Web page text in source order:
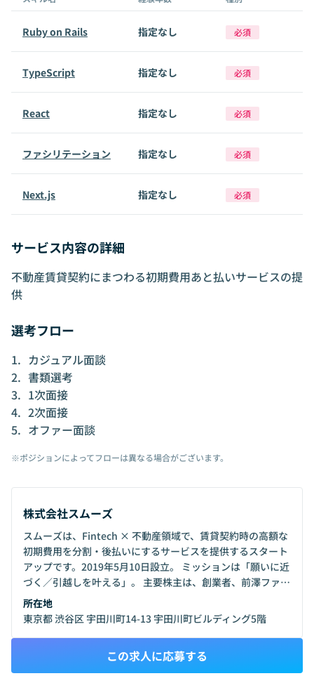
Ruby on Rails 指定なし 必須
TypeScript 指定なし 必須
React 指定なし 必須
ファシリテーション 指定なし 必須
Next.js 指定なし 必須
サービス内容の詳細
不動産賃貸契約にまつわる初期費用あと払いサービスの提
供
選考フロー
カジュアル面談
書類選考
1次面接
2次面接
オファー面談
※ポジションによってフローは異なる場合がございます。
株式会社スムーズ
スムーズは、Fintech × 不動産領域で、賃貸契約時の高額な
初期費用を分割・後払いにするサービスを提供するスタート
アップです。2019年5月10日設立。 ミッションは「願いに近
づく／引越しを叶える」。 主要株主は、創業者、前澤ファン
ド、JAFCO、サイバーエージェント・キャピタル、mint、
toggleなど。 LINE登録ユーザー約40万人、加盟店は全国で
数千店舗に拡大し、累計調達30億円超。 従業員数66名、平
PdM、UX、オペレーション、バックオフィスなど多様な専
門人材が在籍し、事業成長に伴い採用を強化しています。
所在地
東京都 渋谷区 宇田川町14-13 宇田川町ビルディング5階
この求人に応募する